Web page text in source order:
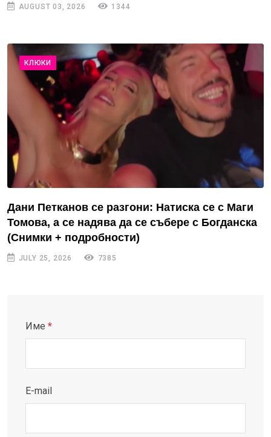
AUGUST 03, 2026 1344
КЛЮКИ
Дани Петканов се разгони: Натиска се с Маги
Томова, а се надява да се събере с Богданска
(Снимки + подробности)
JULY 25, 2026 7385
Име *
E-mail